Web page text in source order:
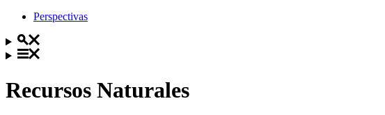
Perspectivas
Recursos Naturales